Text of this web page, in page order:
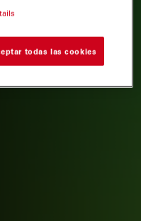
todas las cookies